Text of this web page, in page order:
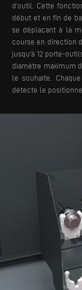
d’outil. Cette
début et en fin de
se déplaçant à la
course en direction
jusqu'à 12 porte-
diamètre maximum
le souhaite.
détecte le